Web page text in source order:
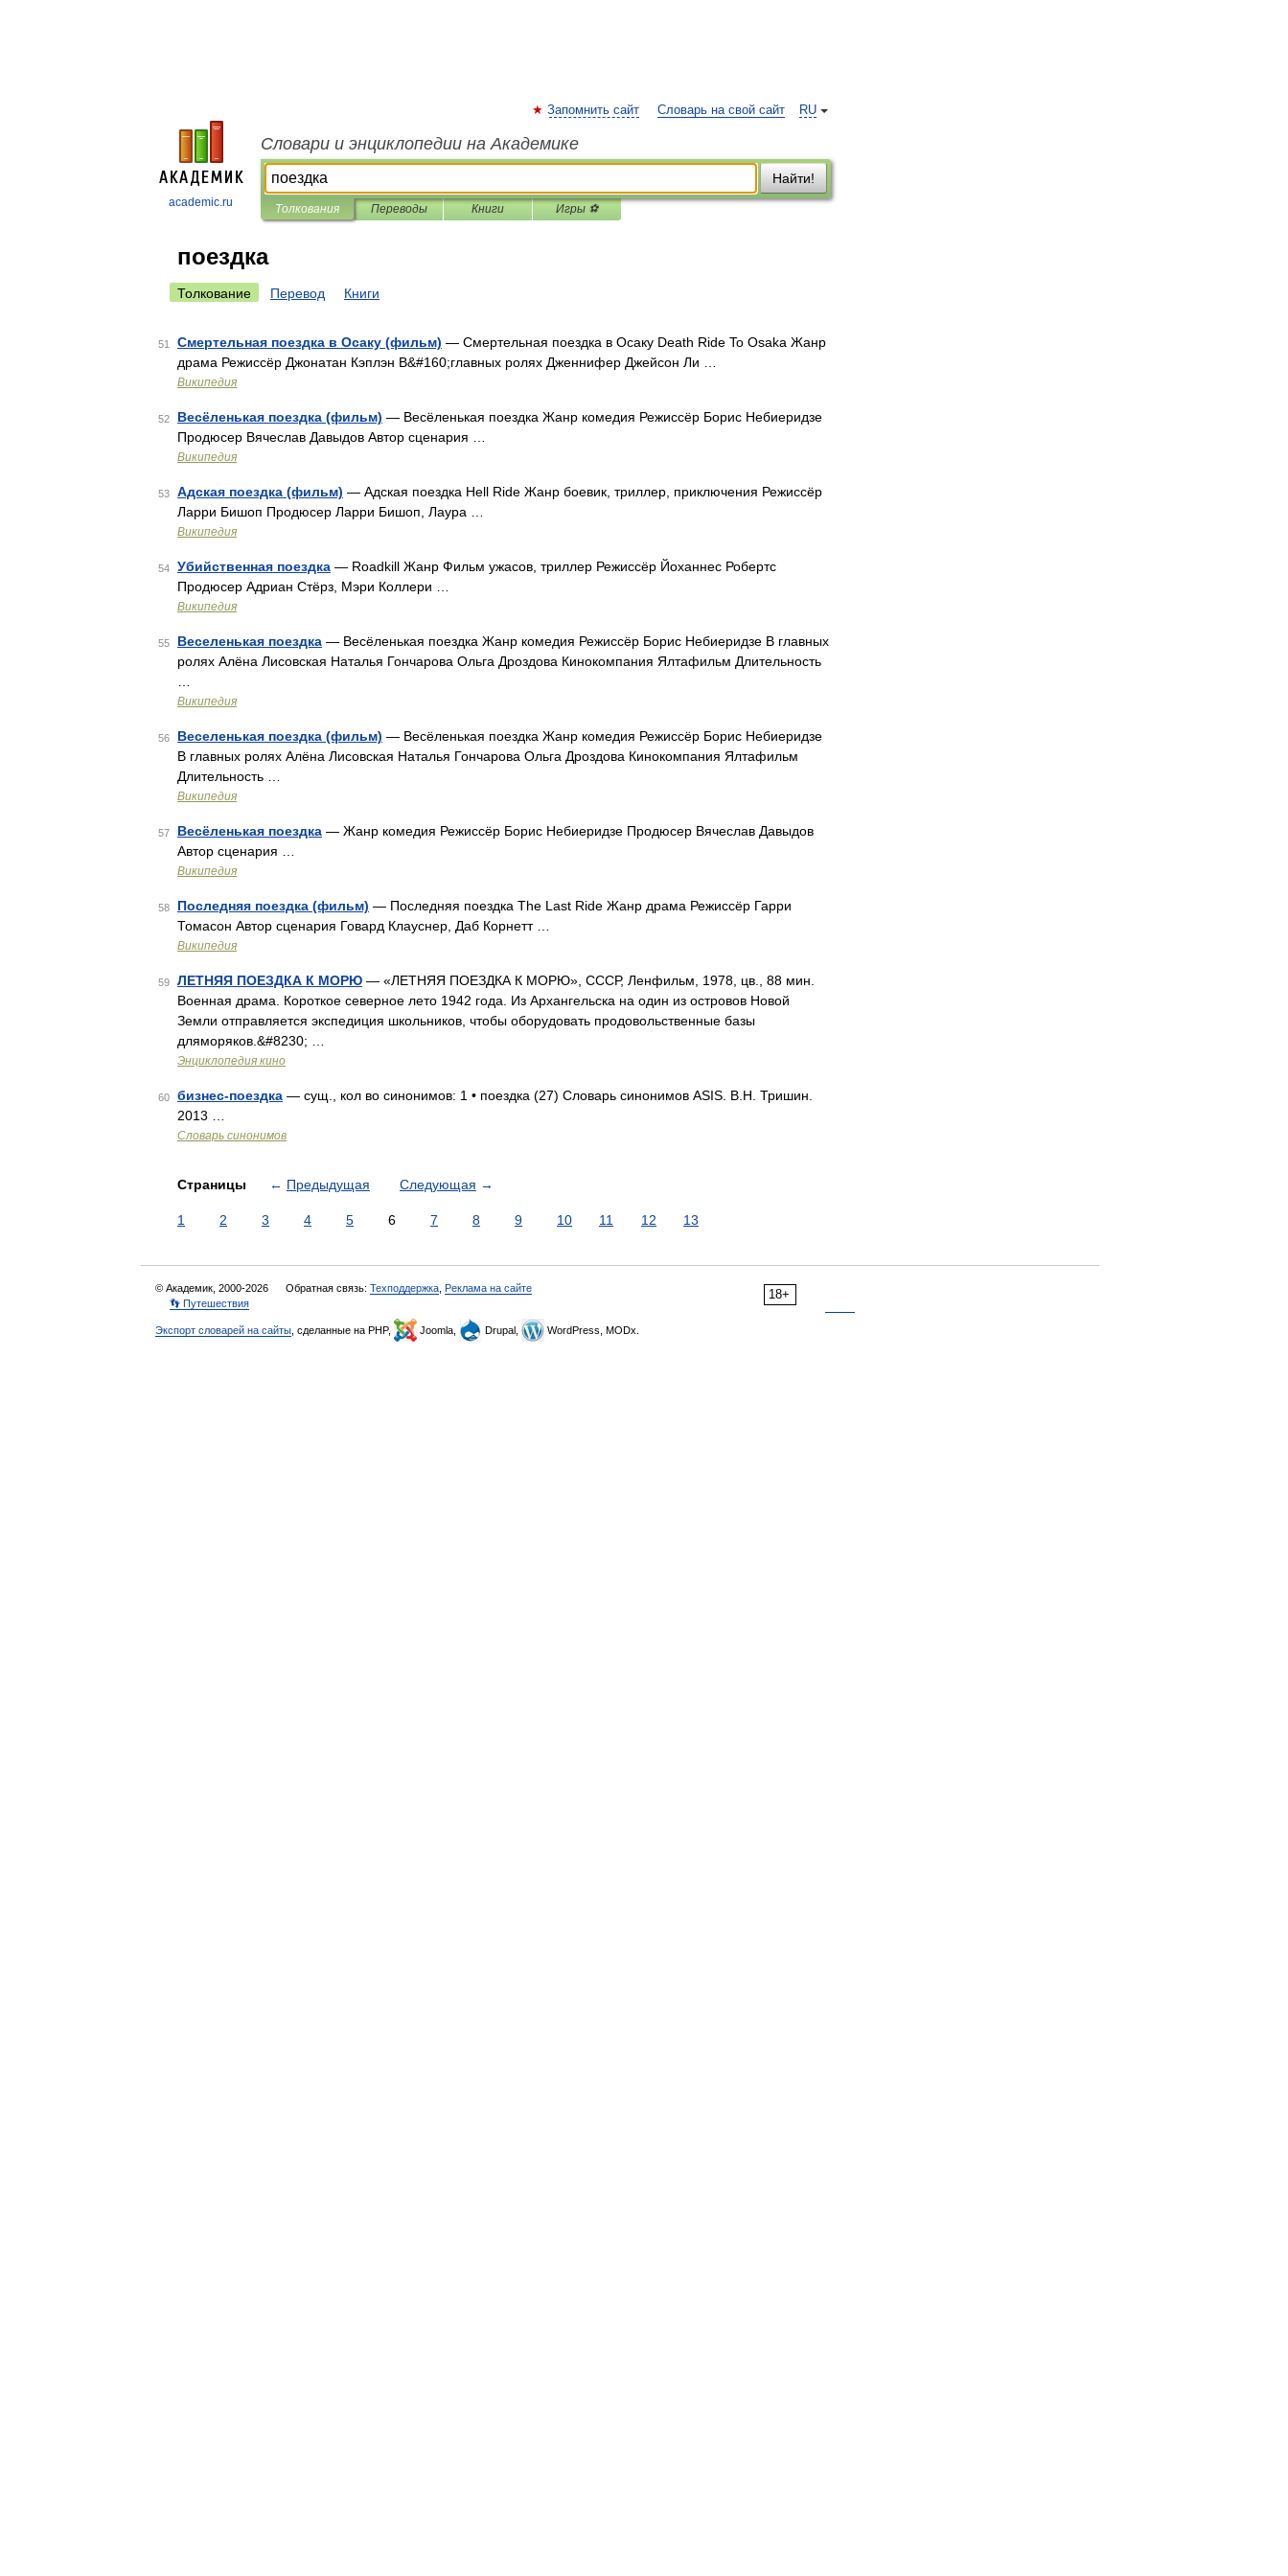
academic.ru
RU
Запомнить сайт Словарь на свой сайт
Словари и энциклопедии на Академике
Найти!
Толкования Переводы Книги Игры ⚽
поездка
Толкование Перевод Книги
51 Смертельная поездка в Осаку (фильм) — Смертельная поездка в Осаку Death Ride To Osaka Жанр
драма Режиссёр Джонатан Кэплэн В&#160;главных ролях Дженнифер Джейсон Ли …
Википедия
52 Весёленькая поездка (фильм) — Весёленькая поездка Жанр комедия Режиссёр Борис Небиеридзе
Продюсер Вячеслав Давыдов Автор сценария …
Википедия
53 Адская поездка (фильм) — Адская поездка Hell Ride Жанр боевик, триллер, приключения Режиссёр
Ларри Бишоп Продюсер Ларри Бишоп, Лаура …
Википедия
54 Убийственная поездка — Roadkill Жанр Фильм ужасов, триллер Режиссёр Йоханнес Робертс
Продюсер Адриан Стёрз, Мэри Коллери …
Википедия
55 Веселенькая поездка — Весёленькая поездка Жанр комедия Режиссёр Борис Небиеридзе В главных
ролях Алёна Лисовская Наталья Гончарова Ольга Дроздова Кинокомпания Ялтафильм Длительность
Википедия
56 Веселенькая поездка (фильм) — Весёленькая поездка Жанр комедия Режиссёр Борис Небиеридзе
В главных ролях Алёна Лисовская Наталья Гончарова Ольга Дроздова Кинокомпания Ялтафильм
Длительность …
Википедия
57 Весёленькая поездка — Жанр комедия Режиссёр Борис Небиеридзе Продюсер Вячеслав Давыдов
Автор сценария …
Википедия
58 Последняя поездка (фильм) — Последняя поездка The Last Ride Жанр драма Режиссёр Гарри
Томасон Автор сценария Говард Клауснер, Даб Корнетт …
Википедия
59 ЛЕТНЯЯ ПОЕЗДКА К МОРЮ — «ЛЕТНЯЯ ПОЕЗДКА К МОРЮ», СССР, Ленфильм, 1978, цв., 88 мин.
Военная драма. Короткое северное лето 1942 года. Из Архангельска на один из островов Новой
Земли отправляется экспедиция школьников, чтобы оборудовать продовольственные базы
дляморяков.&#8230; …
Энциклопедия кино
60 бизнес-поездка — сущ., кол во синонимов: 1 • поездка (27) Словарь синонимов ASIS. В.Н. Тришин.
2013 …
Словарь синонимов
Страницы ← Предыдущая Следующая →
1 2 3 4 5 6 7 8 9 10 11 12 13
18+
© Академик, 2000-2026 Обратная связь: Техподдержка Реклама на сайте
👣 Путешествия
Экспорт словарей на сайты , сделанные на PHP, Joomla, Drupal, WordPress, MODx.